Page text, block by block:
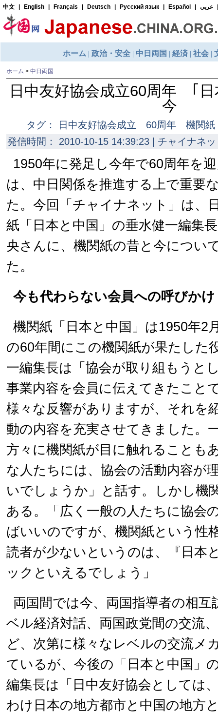
ホーム > 中日両国
日中友好協会成立60周年 ｢
今
タグ： 日中友好協会成立 60周年 機
発信時間： 2010-10-15 14:39:23 | チャイナネ
1950年に発足し今年で60周年を
は、中日関係を推進する上で重要
た。今回「チャイナネット」は、
紙「日本と中国」の垂水健一編集
央さんに、機関紙の昔と今につい
た。
今も代わらない会員への呼びかけ
機関紙「日本と中国」は1950年2
の60年間にこの機関紙が果たした
一編集長は「協会が取り組もうと
事業内容を会員に伝えてきたこと
様々な反響がありますが、それを
動の内容を充実させてきました。
方々に機関紙が目に触れることも
な人たちには、協会の活動内容が
いでしょうか」と話す。しかし機
ある。「広く一般の人たちに協会
ばいいのですが、機関紙という性
読者が少ないというのは、『日本
ックといえるでしょう」
両国間では今、両国指導者の相互
ベル経済対話、両国政党間の交流
ど、次第に様々なレベルの交流メ
ているが、今後の「日本と中国」
編集長は「日中友好協会としては
わけ日本の地方都市と中国の地方